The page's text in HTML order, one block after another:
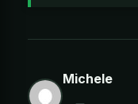
Michele